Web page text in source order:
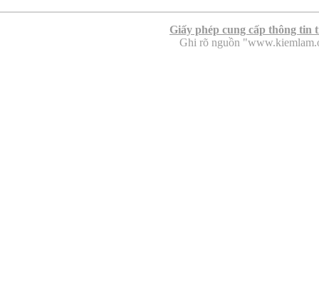
Giấy phép cung cấp thông tin
Ghi rõ nguồn